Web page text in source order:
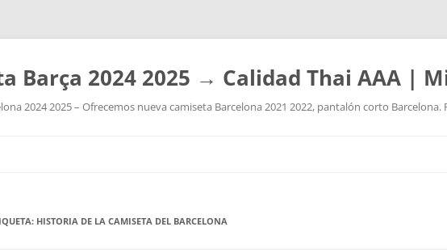
Barça 2024 2025 → Calidad Thai AAA |
2024 2025 – Ofrecemos nueva camiseta Barcelona 2021 2022, pantalón corto
HISTORIA DE LA CAMISETA DEL BARCELONA